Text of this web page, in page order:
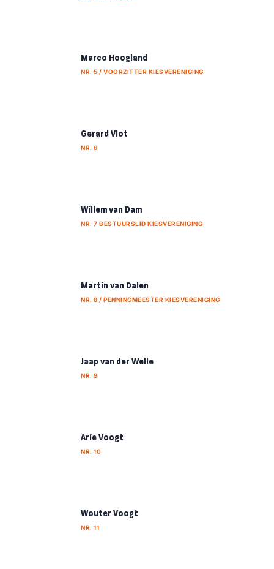
Marco Hoogland
NR. 5 / VOORZITTER KIESVERENIGING
Gerard Vlot
NR. 6
Willem van Dam
NR. 7 BESTUURSLID KIESVERENIGING
Martin van Dalen
NR. 8 / PENNINGMEESTER KIESVERENIGING
Jaap van der Welle
NR. 9
Arie Voogt
NR. 10
Wouter Voogt
NR. 11